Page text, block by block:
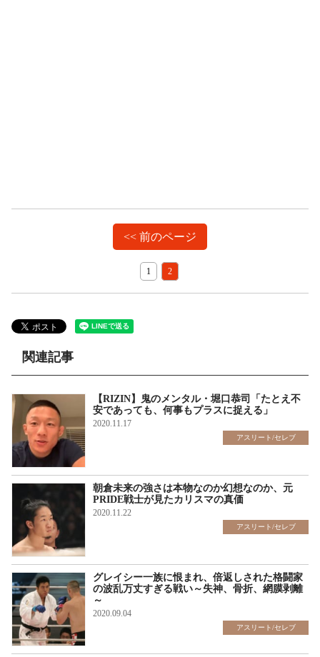
<< 前のページ
1 2
関連記事
【RIZIN】鬼のメンタル・堀口恭司「たとえ不
安であっても、何事もプラスに捉える」
2020.11.17
アスリート/セレブ
朝倉未来の強さは本物なのか幻想なのか、元
PRIDE戦士が見たカリスマの真価
2020.11.22
アスリート/セレブ
グレイシー一族に恨まれ、倍返しされた格闘家
の波乱万丈すぎる戦い～失神、骨折、網膜剥離
～
2020.09.04
アスリート/セレブ